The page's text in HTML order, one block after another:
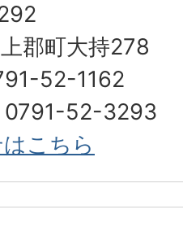
郡町大持278
52-1162
0791-52-3293
こちら